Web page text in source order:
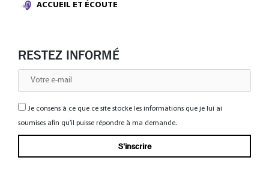
ACCUEIL ET ÉCOUTE
RESTEZ INFORMÉ
Je consens à ce que ce site stocke les informations que je lui ai
soumises afin qu’il puisse répondre à ma demande.